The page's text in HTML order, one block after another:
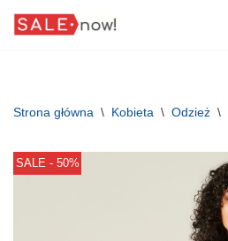
Strona główna \ Kobieta \ Odzież \
SALE - 50%